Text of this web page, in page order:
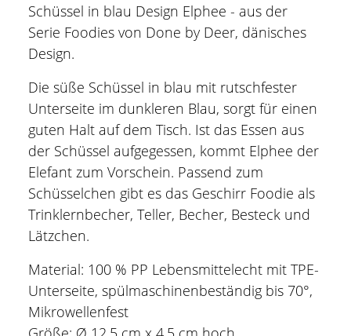
Schüssel in blau Design Elphee - aus der
Serie Foodies von Done by Deer, dänisches
Design.
Die süße Schüssel in blau mit rutschfester
Unterseite im dunkleren Blau, sorgt für einen
guten Halt auf dem Tisch. Ist das Essen aus
der Schüssel aufgegessen, kommt Elphee der
Elefant zum Vorschein. Passend zum
Schüsselchen gibt es das Geschirr Foodie als
Trinklernbecher, Teller, Becher, Besteck und
Lätzchen.
Material: 100 % PP Lebensmittelecht mit TPE-
Unterseite, spülmaschinenbeständig bis 70°,
Mikrowellenfest